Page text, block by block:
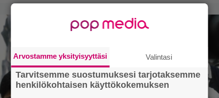
Arvostamme yksityisyyttäsi Valintasi
Tarvitsemme suostumuksesi tarjotaksemme
henkilökohtaisen käyttökokemuksen